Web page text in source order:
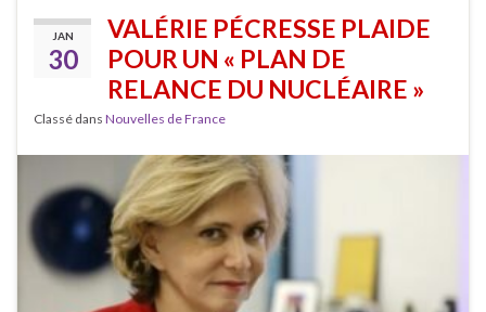
JAN
30
VALÉRIE PÉCRESSE PLAIDE
POUR UN « PLAN DE
RELANCE DU NUCLÉAIRE »
Classé dans Nouvelles de France